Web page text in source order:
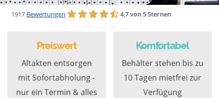
1917 Bewertungen 4,7 von 5 Sternen
Preiswert
Altakten entsorgen
mit Sofortabholung -
nur ein Termin & alles
Komfortabel
Behälter stehen bis zu
10 Tagen mietfrei zur
Verfügung